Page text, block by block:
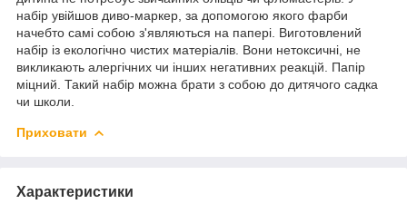
набір увійшов диво-маркер, за допомогою якого фарби
начебто самі собою з'являються на папері. Виготовлений
набір із екологічно чистих матеріалів. Вони нетоксичні, не
викликають алергічних чи інших негативних реакцій. Папір
міцний. Такий набір можна брати з собою до дитячого садка
чи школи.
Приховати
Характеристики